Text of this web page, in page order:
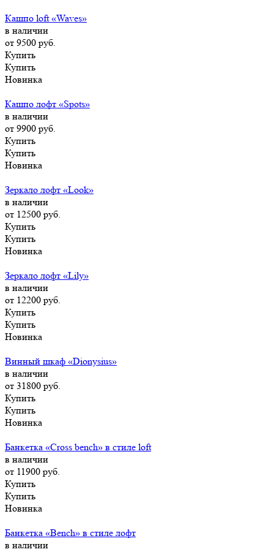
Кашпо loft «Waves»
в наличии
от 9500 руб.
Купить
Купить
Новинка
Кашпо лофт «Spots»
в наличии
от 9900 руб.
Купить
Купить
Новинка
Зеркало лофт «Look»
в наличии
от 12500 руб.
Купить
Купить
Новинка
Зеркало лофт «Lily»
в наличии
от 12200 руб.
Купить
Купить
Новинка
Винный шкаф «Dionysius»
в наличии
от 31800 руб.
Купить
Купить
Новинка
Банкетка «Cross bench» в стиле loft
в наличии
от 11900 руб.
Купить
Купить
Новинка
Банкетка «Bench» в стиле лофт
в наличии